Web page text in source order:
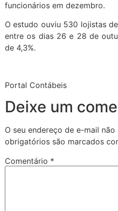
funcionários em dezembro.
O estudo ouviu 530 lojistas
entre os dias 26 e 28 de
de 4,3%.
Portal Contábeis
Deixe um
O seu endereço de e-mail
obrigatórios são marcados
Comentário *